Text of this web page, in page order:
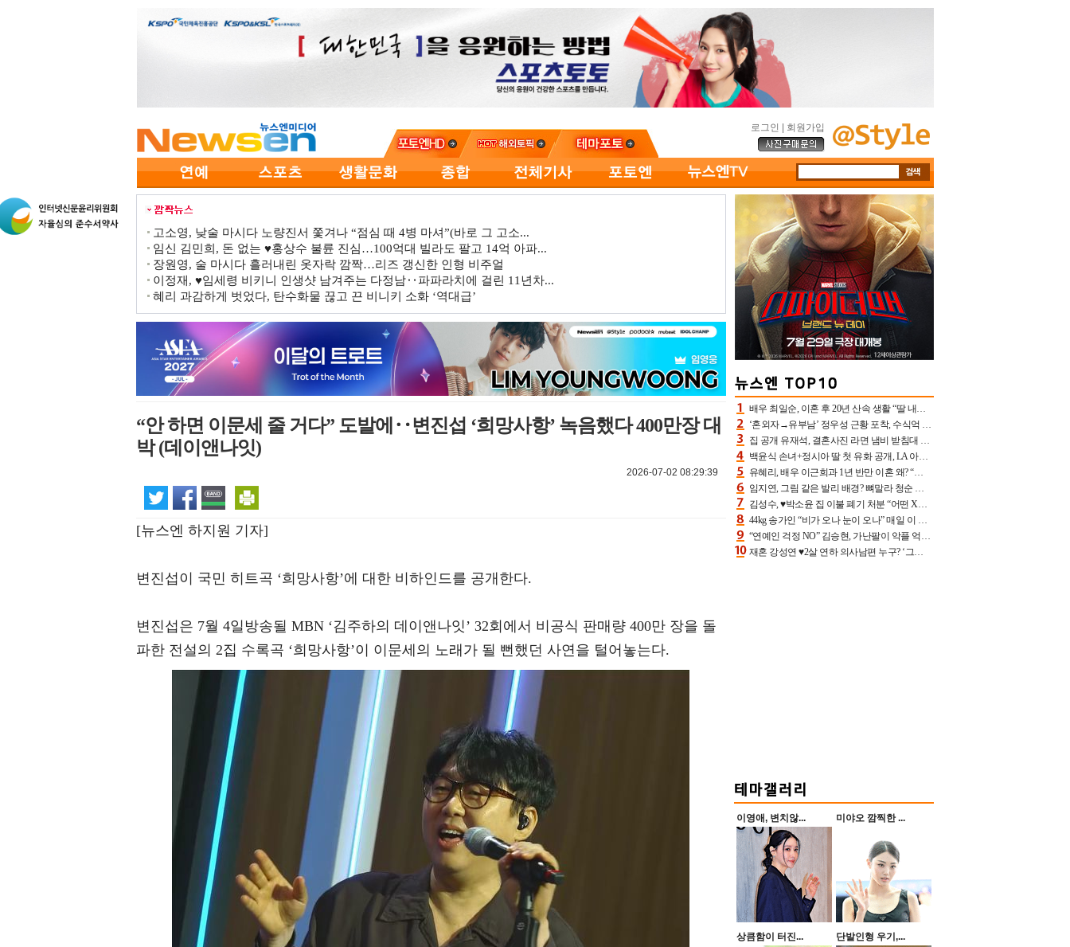
로그인 회원가입
고소영, 낮술 마시다 노량진서 쫓겨나 “점심 때 4병 마셔”(바로 그 고소...
임신 김민희, 돈 없는 ♥홍상수 불륜 진심…100억대 빌라도 팔고 14억 아파...
장원영, 술 마시다 흘러내린 옷자락 깜짝…리즈 갱신한 인형 비주얼
이정재, ♥임세령 비키니 인생샷 남겨주는 다정남‥파파라치에 걸린 11년차...
혜리 과감하게 벗었다, 탄수화물 끊고 끈 비니키 소화 ‘역대급’
“안 하면 이문세 줄 거다” 도발에‥변진섭 ‘희망사항’ 녹음했다 400만장 대
박 (데이앤나잇)
2026-07-02 08:29:39
[뉴스엔 하지원 기자]
변진섭이 국민 히트곡 ‘희망사항’에 대한 비하인드를 공개한다.
변진섭은 7월 4일방송될 MBN ‘김주하의 데이앤나잇’ 32회에서 비공식 판매량 400만 장을 돌
파한 전설의 2집 수록곡 ‘희망사항’이 이문세의 노래가 될 뻔했던 사연을 털어놓는다.
배우 최일순, 이혼 후 20년 산속 생활 “딸 내가 버렸다고 원망‥맘 아파”(특종)[어제TV]
‘혼외자→유부남’ 정우성 근황 포착, 수식억 해킹 피해 후배 만났다 “존경하는”
집 공개 유재석, 결혼사진 라면 냄비 받침대 되고 분노‥가족사진도 피해(놀뭐)[어제TV]
백윤식 손녀+정시아 딸 첫 유화 공개, LA 아트쇼→서울국제조각페스타 작가다운 수준급 실력
유혜리, 배우 이근희과 1년 반만 이혼 왜? “식칼 꽂고 의자 던져” 충격 폭로(특종)[어제TV]
임지연, 그림 같은 발리 배경? 뼈말라 청순 비키니 핏에 상대 안 되네
김성수, ♥박소윤 집 이불 폐기 처분 “어떤 X이랑 썼을지 몰라” 질투(신랑수업2)[어제TV]
44kg 송가인 “비가 오나 눈이 오나” 매일 이 운동, 허벅지 근육량 상승+체지방 감소
“연예인 걱정 NO” 김승현, 가난팔이 악플 억울할만‥아내+딸과 日 여행
재혼 강성연 ♥2살 연하 의사남편 누구? ‘그알’ 자문의에 훈남 비주얼 초엘리트 스펙 [종합]
이영애, 변치않... 미야오 깜찍한 ...
상큼함이 터진... 단발인형 우기,...